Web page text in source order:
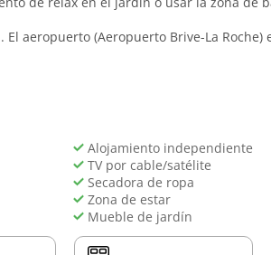
aeropuerto (Aeropuerto Brive-La Roche)
Alojamiento independiente
TV por cable/satélite
Secadora de ropa
Zona de estar
Mueble de jardín